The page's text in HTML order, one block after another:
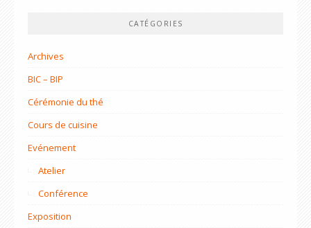
CATÉGORIES
Archives
BIC – BIP
Cérémonie du thé
Cours de cuisine
Evénement
Atelier
Conférence
Exposition